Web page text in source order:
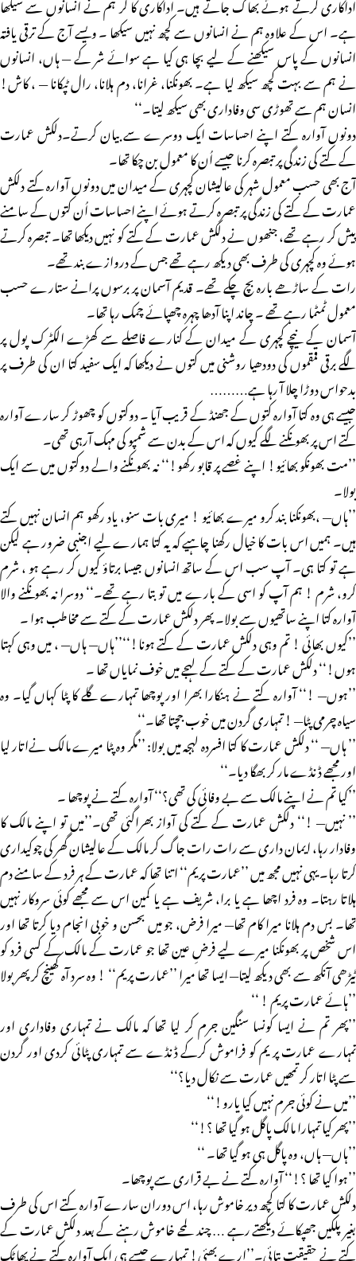
ہے۔ اس کے علاوہ ہم نے انسانوں سے کچھ نہیں سیکھا ۔ ویسے آج کے ترقی یافتہ
انسانوں کے پاس سیکھنے کے لیے بچا ہی کیا ہے سوائے شر کے — ہاں، انسانوں
نے ہم سے بہت کچھ سیکھ لیا ہے۔ بھونکنا، غرانا، دم ہلانا، رال ٹپکانا — ، کاش!
انسان ہم سے تھوڑی سی وفاداری بھی سیکھ لیتا۔‘‘
دونوں آوارہ کتے اپنے احساسات ایک دوسرے سے بیان کرتے۔دلکش عمارت
کے کتے کی زندگی پر تبصرہ کرنا جیسے اُن کا معمول بن چکا تھا۔
آج بھی حسب معمول شہر کی عالیشان کچہری کے میدان میں دونوں آوارہ کتے دلکش
عمارت کے کتے کی زندگی پر تبصرہ کرتے ہوئے اپنے احساسات اُن کتوں کے سامنے
پیش کر رہے تھے، جنھوں نے دلکش عمارت کے کتے کو نہیں دیکھا تھا۔ تبصرہ کرتے
ہوئے وہ کچہری کی طرف بھی دیکھ رہے تھے جس کے دروازے بند تھے۔
رات کے ساڑھے بارہ بچ چکے تھے۔ قدیم آسمان پر برسوں پرانے ستارے حسب
معمول ٹمٹما رہے تھے ۔ چاند اپنا آدھا چہرہ چھپائے چمک رہا تھا۔
آسمان کے نیچے کچہری کے میدان کے کنارے فاصلے سے کھڑے الکٹرک پول پر
لگے برقی قمقموں کی دودھیا روشنی میں کتوں نے دیکھا کہ ایک سفید کتا ان کی طرف پر
بدحواس دوڑا چلا آ رہا ہے………
جیسے ہی وہ کتا آوارہ کتوں کے جھنڈ کے قریب آیا ۔ دوکتوں کو چھوڑ کر سارے آوارہ
کتے اس پر بھونکنے لگے کیوں کہ اس کے بدن سے شمپو کی مہک آرہی تھی۔
’’مت بھونکو بھائیو! اپنے غصے پر قابو رکھو!‘‘ نہ بھونکنے والے دوکتوں میں سے ایک
بولا۔
’’ہاں— ،بھونکنا بند کرو میرے بھائیو ! میری بات سنو، یاد رکھو ہم انسان نہیں کتے
ہیں۔ ہمیں اس بات کا خیال رکھنا چاہیے کہ یہ کتا ہمارے لیے اجنبی ضرور ہے لیکن
ہے تو کتا ہی۔ آپ سب اس کے ساتھ انسانوں جیسا برتاؤ کیوں کر رہے ہو ، شرم
کرو، شرم ! ہم آپ کو اسی کے بارے میں تو بتا رہے تھے۔‘‘ دوسرا نہ بھونکنے والا
آوارہ کتا اپنے ساتھیوں سے بولا۔ پھر دلکش عمارت کے کتے سے مخاطب ہوا ۔
’’کیوں بھائی ! تم وہی دلکش عمارت کے کتے ہونا!‘‘’’ہاں— ہاں— ، میں وہی کہتا
ہوں!‘‘ دلکش عمارت کے کتے کے لہجے میں خوف نمایاں تھا ۔
’’ہوں— !‘‘ آوارہ کتے نے ہنکارا بھرا اور پوچھا تمہارے گلے کا پٹا کہاں گیا۔ وہ
سیاه چرمی پٹا— ! تمہاری گردن میں خوب جچتا تھا۔‘‘
’’ ہاں— ‘‘ دلکش عمارت کا کتا افسردہ لہجہ میں بولا: ’’مگر وہ پٹا میرے مالک نےاتار لیا
اور مجھے ڈنڈے مار کر بھگا دیا۔‘‘
’’کیا تم نے اپنے مالک سے بے وفائی کی تھی؟‘‘ آوارہ کتے نے پوچھا ۔
’’ نہیں— !‘‘ دلکش عمارت کے کتے کی آواز بھراگئی تھی۔’’میں تو اپنے مالک کا
وفادار رہا، ایمان داری سے رات رات جاگ کر مالک کے عالیشان گھر کی چوکیداری
کرتا رہا۔ یہی نہیں مجھ میں ’’عمارت پریم‘‘ اتنا تھا کہ عمارت کے ہر فرد کے سامنے دم
ہلاتا رہتا۔ وہ فرد اچھا ہے یا برا، شریف ہے یا کمین اس سے مجھے کوئی سروکار نہیں
تھا۔ بس دم ہلانا میرا کام تھا— میرا فرض، جو میں بحسن و خوبی انجام دیا کرتا تھا اور
اس شخص پر بھونکنا میرے لیے فرضِ عین تھا جو عمارت کے مالک کے کسی فرد کو
ٹیڑھی آنکھ سے بھی دیکھ لیتا— ایسا تھا میرا ’’عمارت پریم‘‘ ! وہ سرد آہ کھینچ کرپھر بولا
’’ہائے عمارت پریم ! ‘‘
’’پھر تم نے ایسا کونسا سنگین جرم کر لیا تھا کہ مالک نے تمہاری وفاداری اور
تمہارے عمارت پر یم کو فراموش کرکے ڈنڈے سے تمہاری پٹائی کردی اور گردن
سے پٹا اتار کر تمھیں عمارت سے نکال دیا؟‘‘
’’میں نے کوئی جرم نہیں کیا یارو!‘‘
’’پھر کیا تمہارا مالک پاگل ہو گیا تھا ؟!‘‘
’’ہاں— ہاں، وہ پاگل ہی ہو گیا تھا۔ ‘‘
’’ہوا کیا تھا ؟!‘‘ آوارہ کتے نے بے قراری سے پوچھا۔
دلکش عمارت کا کتا کچھ دیر خاموش رہا، اس دوران سارے آوارہ کتے اس کی طرف
بغیر پلکیں جھپکائے دیکھتے رہے … چند لمحے خاموش رہنے کے بعد دلکش عمارت کے
کتے نے حقیقت بتائی۔’’ارے بھئی! تمہارے جیسے ہی ایک آوارہ کتے نے پھاٹک